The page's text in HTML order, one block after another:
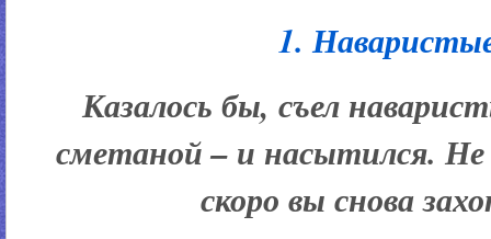
1.
Казалось бы, съел
сметаной – и насытился.
скоро вы снова